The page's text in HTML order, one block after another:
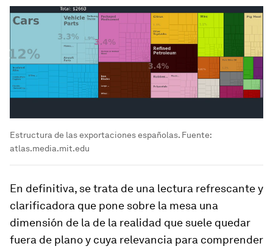
Estructura de las exportaciones españolas. Fuente:
atlas.media.mit.edu
En definitiva, se trata de una lectura refrescante y
clarificadora que pone sobre la mesa una
dimensión de la de la realidad que suele quedar
fuera de plano y cuya relevancia para comprender